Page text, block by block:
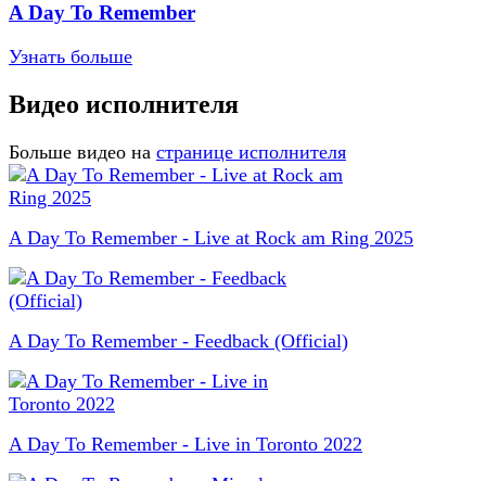
A Day To Remember
Узнать больше
Видео исполнителя
Больше видео на странице исполнителя
A Day To Remember - Live at Rock am Ring 2025
A Day To Remember - Feedback (Official)
A Day To Remember - Live in Toronto 2022